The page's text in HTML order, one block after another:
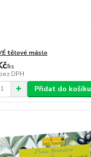
tělové máslo
/ks
DPH
Přidat do košíku